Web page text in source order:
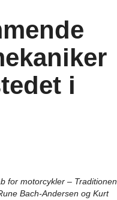
i
for motorcykler – Traditionen
Bach-Andersen og Kurt